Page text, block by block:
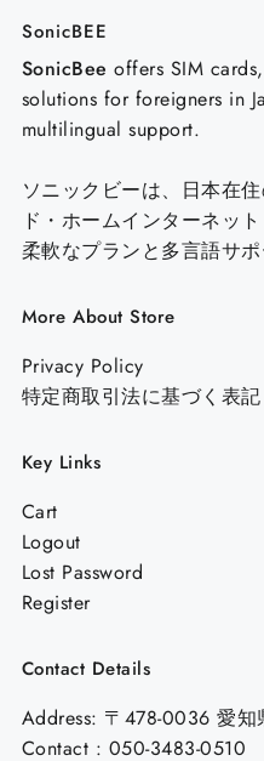
SonicBEE
SonicBee offers SIM
solutions for foreigners in
multilingual support.
ソニックビーは、日本在
ド・ホームインターネッ
柔軟なプランと多言語サポ
More About Store
Privacy Policy
特定商取引法に基づく表記
Key Links
Cart
Logout
Lost Password
Register
Contact Details
Address: 〒478-0036 愛
Contact : 050-3483-0510